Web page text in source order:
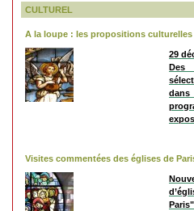
CULTUREL
A la loupe : les propositions culturelles
29
Visites commentées des églises de